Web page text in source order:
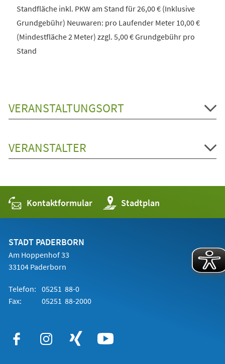
Standfläche inkl. PKW am Stand für 26,00 € (Inklusive
Grundgebühr) Neuwaren: pro Laufender Meter 10,00 €
(Mindestfläche 2 Meter) zzgl. 5,00 € Grundgebühr pro
Stand
VERANSTALTUNGSORT
VERANSTALTER
Kontaktformular Stadtplan
(Öffnet
in
einem
STADT PADERBORN
Am Hoppenhof 33
33104 Paderborn
Telefon: 05251 88-0
Fax:
05251 88-2000